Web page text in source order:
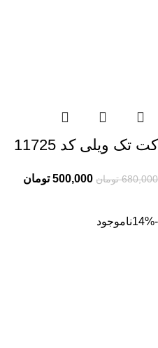
کت تک ویلی کد 11725
680,000 تومان 500,000 تومان
-14%
ناموجود